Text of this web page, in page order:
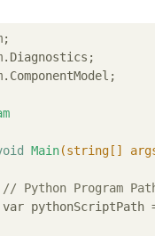
Main(string []
// Python Program
var pythonScriptPath